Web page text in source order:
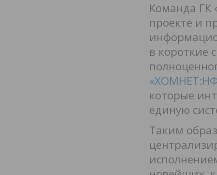
Команда ГК
проекте и
в короткие
которые
единую
Таким